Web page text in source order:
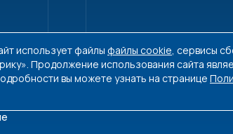
использует файлы файлы cookie, сервисы
Продолжение использования сайта
вы можете узнать на странице